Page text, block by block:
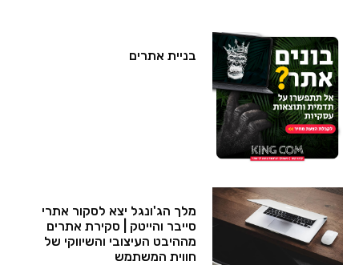
בניית אתרים
מלך הג'ונגל יצא לסקור אתרי
סייבר והייטק​ | סקירת אתרים
מההיבט העיצובי והשיווקי של
חווית המשתמש​